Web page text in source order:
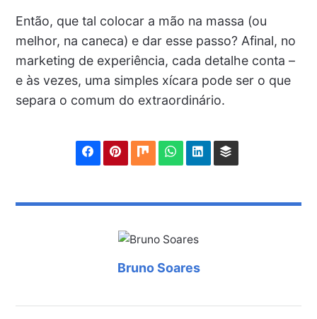
Então, que tal colocar a mão na massa (ou
melhor, na caneca) e dar esse passo? Afinal, no
marketing de experiência, cada detalhe conta –
e às vezes, uma simples xícara pode ser o que
separa o comum do extraordinário.
Bruno Soares